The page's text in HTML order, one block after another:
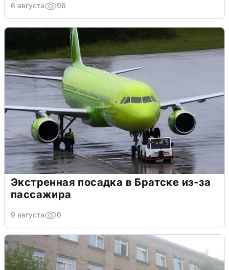
6 августа 96
Экстренная посадка в Братске из-за
пассажира
9 августа 0